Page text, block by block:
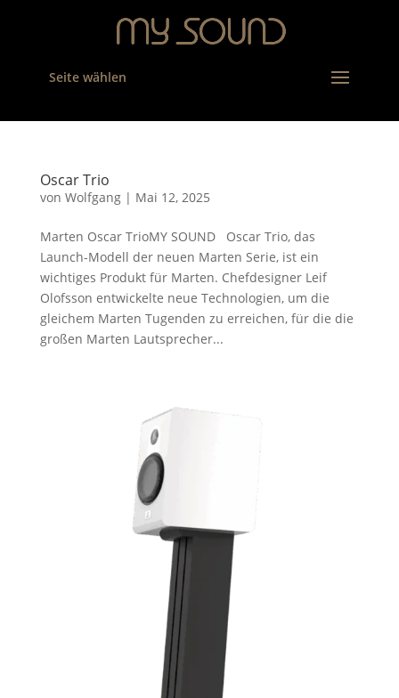
Seite wählen
Oscar Trio
von Wolfgang| Mai 12, 2025
Marten Oscar TrioMY SOUND Oscar Trio, das
Launch-Modell der neuen Marten Serie, ist ein
wichtiges Produkt für Marten. Chefdesigner Leif
Olofsson entwickelte neue Technologien, um die
gleichem Marten Tugenden zu erreichen, für die die
großen Marten Lautsprecher...